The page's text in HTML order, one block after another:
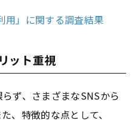
用」に関する調査結果
ット重視
ず、さまざまなSNSから
、特徴的な点として、